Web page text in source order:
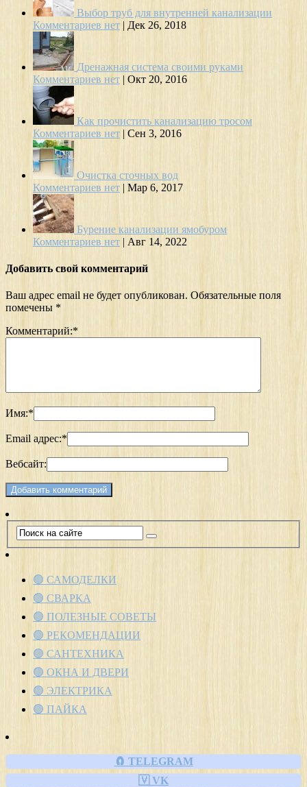
Выбор труб для внутренней канализации
Комментариев нет | Дек 26, 2018
Дренажная система своими руками
Комментариев нет | Окт 20, 2016
Как прочистить канализацию тросом
Комментариев нет | Сен 3, 2016
Очистка сточных вод
Комментариев нет | Мар 6, 2017
Бурение канализации ямобуром
Комментариев нет | Авг 14, 2022
Добавить свой комментарий
Ваш адрес email не будет опубликован. Обязательные поля
помечены *
Комментарий:*
Имя:*
Email адрес:*
Вебсайт:
🟢 САМОДЕЛКИ
🟢 СВАРКА
🟢 ПОЛЕЗНЫЕ СОВЕТЫ
🟢 РЕКОМЕНДАЦИИ
🟢 САНТЕХНИКА
🟢 ОКНА И ДВЕРИ
🟢 ЭЛЕКТРИКА
🟢 ПАЙКА
🧲 TELEGRAM
🇻 VK